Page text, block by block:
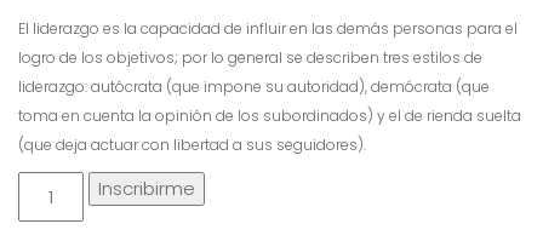
original
actual
es:
$60,00.
El liderazgo es la capacidad de influir en las demás personas para el
logro de los objetivos; por lo general se describen tres estilos de
liderazgo: autócrata (que impone su autoridad), demócrata (que
toma en cuenta la opinión de los subordinados) y el de rienda suelta
(que deja actuar con libertad a sus seguidores).
Inscribirme